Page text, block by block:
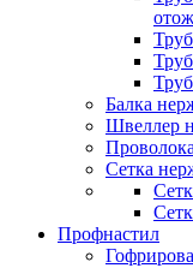
Балка
Швеллер
Сетка
Профнастил